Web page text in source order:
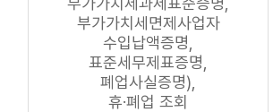
부가가치세면제사업자
수입납액증명,
표준세무제표증명,
폐업사실증명),
휴·폐업 조회